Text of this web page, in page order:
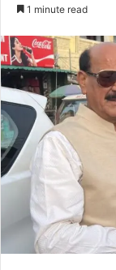
1 minute read